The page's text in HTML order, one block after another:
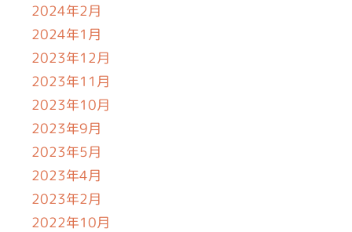
2024年2月
2024年1月
2023年12月
2023年11月
2023年10月
2023年9月
2023年5月
2023年4月
2023年2月
2022年10月